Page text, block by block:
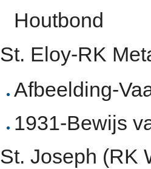
Houtbond
St. Eloy-RK
Afbeelding-
1931-Bewijs
St. Joseph (RK